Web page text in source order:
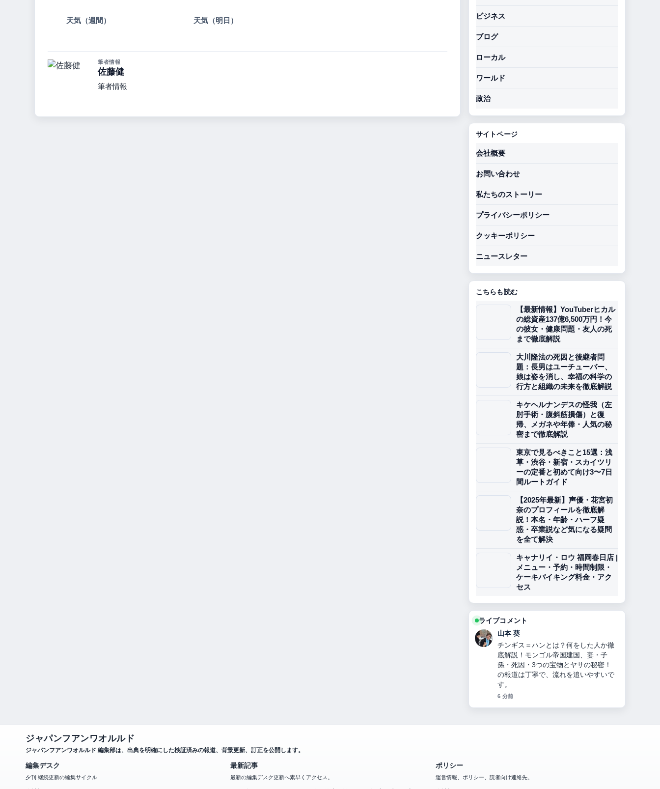
天気（週間） 天気（明日）
筆者情報
佐藤健
筆者情報
ビジネス
ブログ
ローカル
ワールド
政治
サイトページ
会社概要
お問い合わせ
私たちのストーリー
プライバシーポリシー
クッキーポリシー
ニュースレター
こちらも読む
【最新情報】YouTuberヒカル
の総資産137億6,500万円！今
の彼女・健康問題・友人の死
まで徹底解説
大川隆法の死因と後継者問
題：長男はユーチューバー、
娘は姿を消し、幸福の科学の
行方と組織の未来を徹底解説
キケヘルナンデスの怪我（左
肘手術・腹斜筋損傷）と復
帰、メガネや年俸・人気の秘
密まで徹底解説
東京で見るべきこと15選：浅
草・渋谷・新宿・スカイツリ
ーの定番と初めて向け3〜7日
間ルートガイド
【2025年最新】声優・花宮初
奈のプロフィールを徹底解
説！本名・年齢・ハーフ疑
惑・卒業説など気になる疑問
を全て解決
キャナリイ・ロウ 福岡春日店 |
メニュー・予約・時間制限・
ケーキバイキング料金・アク
セス
ライブコメント
山本 葵
チンギス＝ハンとは？何をした人か徹
底解説！モンゴル帝国建国、妻・子
孫・死因・3つの宝物とヤサの秘密！
の報道は丁寧で、流れを追いやすいで
す。
6 分前
ジャパンフアンワオルルド
ジャパンフアンワオルルド 編集部は、出典を明確にした検証済みの報道、背景更新、訂正を公開します。
編集デスク
夕刊 継続更新の編集サイクル
最新記事
最新の編集デスク更新へ素早くアクセス。
ポリシー
運営情報、ポリシー、読者向け連絡先。